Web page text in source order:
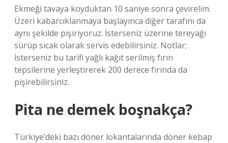
Ekmeği tavaya koyduktan 10 saniye sonra çevirelim.
Üzeri kabarcıklanmaya başlayınca diğer tarafını da
aynı şekilde pişiriyoruz. İsterseniz üzerine tereyağı
sürüp sıcak olarak servis edebilirsiniz. Notlar;
İsterseniz bu tarifi yağlı kağıt serilmiş fırın
tepsilerine yerleştirerek 200 derece fırında da
pişirebilirsiniz.
Pita ne demek boşnakça?
Türkiye’deki bazı döner lokantalarında döner kebap